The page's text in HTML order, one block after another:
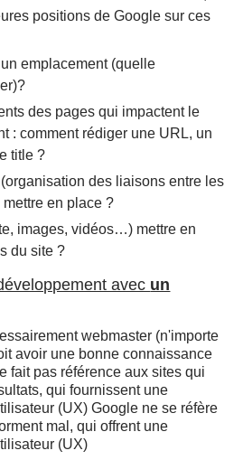
positions de Google sur ces
emplacement (quelle
des pages qui impactent le
: comment rédiger une URL, un
title ?
des liaisons entre les
en place ?
images, vidéos…) mettre en
du site ?
avec un
webmaster (n'importe
avoir une bonne connaissance
fait pas référence aux sites qui
qui fournissent une
(UX) Google ne se réfère
mal, qui offrent une
(UX)